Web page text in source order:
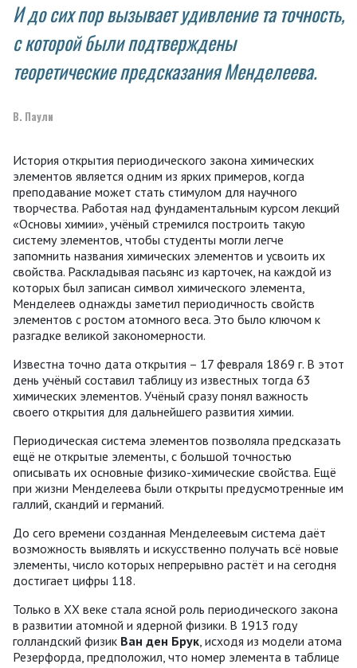
И до сих пор вызывает удивление та точность,
с которой были подтверждены
теоретические предсказания Менделеева.
В. Паули
История открытия периодического закона химических
элементов является одним из ярких примеров, когда
преподавание может стать стимулом для научного
творчества. Работая над фундаментальным курсом лекций
«Основы химии», учёный стремился построить такую
систему элементов, чтобы студенты могли легче
запомнить названия химических элементов и усвоить их
свойства. Раскладывая пасьянс из карточек, на каждой из
которых был записан символ химического элемента,
Менделеев однажды заметил периодичность свойств
элементов с ростом атомного веса. Это было ключом к
разгадке великой закономерности.
Известна точно дата открытия – 17 февраля 1869 г. В этот
день учёный составил таблицу из известных тогда 63
химических элементов. Учёный сразу понял важность
своего открытия для дальнейшего развития химии.
Периодическая система элементов позволяла предсказать
ещё не открытые элементы, с большой точностью
описывать их основные физико-химические свойства. Ещё
при жизни Менделеева были открыты предусмотренные им
галлий, скандий и германий.
До сего времени созданная Менделеевым система даёт
возможность выявлять и искусственно получать всё новые
элементы, число которых непрерывно растёт и на сегодня
достигает цифры 118.
Только в ХХ веке стала ясной роль периодического закона
в развитии атомной и ядерной физики. В 1913 году
голландский физик Ван ден Брук, исходя из модели атома
Резерфорда, предположил, что номер элемента в таблице